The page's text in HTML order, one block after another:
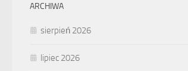
ARCHIWA
sierpień 2026
lipiec 2026